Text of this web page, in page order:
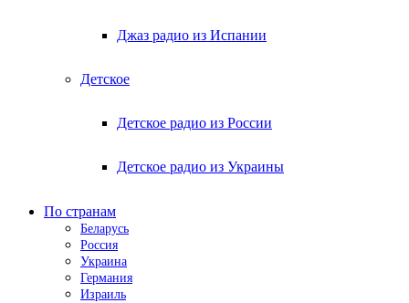
Джаз радио из Испании
Детское
Детское радио из России
Детское радио из Украины
По странам
Беларусь
Россия
Украина
Германия
Израиль